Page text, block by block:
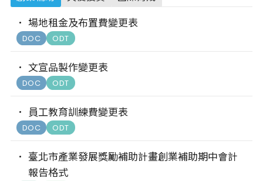
場地租金及布置費變更表
DOC ODT
文宣品製作變更表
DOC ODT
員工教育訓練費變更表
DOC ODT
臺北市產業發展獎勵補助計畫創業補助期中會計
報告格式